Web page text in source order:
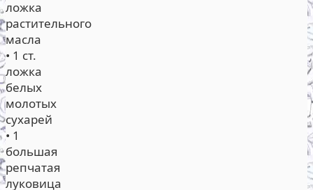
ложка
растительного
масла
• 1 ст.
ложка
белых
молотых
сухарей
• 1
большая
репчатая
луковица